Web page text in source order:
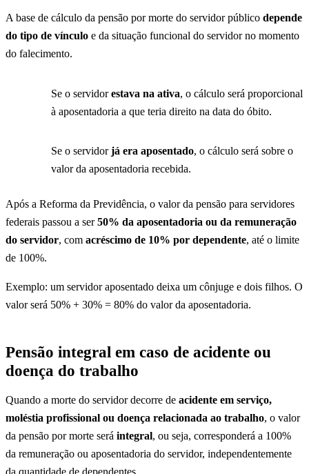
A base de cálculo da pensão por morte do servidor público depende
do tipo de vínculo e da situação funcional do servidor no momento
do falecimento.
Se o servidorestava na ativa, o cálculo será proporcional
à aposentadoria a que teria direito na data do óbito.
Se o servidorjá era aposentado, o cálculo será sobre o
valor da aposentadoria recebida.
Após a Reforma da Previdência, o valor da pensão para servidores
federais passou a ser50% da aposentadoria ou da remuneração
do servidor, com acréscimo de 10% por dependente, até o limite
de 100%.
Exemplo: um servidor aposentado deixa um cônjuge e dois filhos. O
valor será 50% + 30% = 80% do valor da aposentadoria.
Pensão integral em caso de acidente ou
doença do trabalho
Quando a morte do servidor decorre de acidente em serviço,
moléstia profissional ou doença relacionada ao trabalho, o valor
da pensão por morte será integral, ou seja, corresponderá a 100%
da remuneração ou aposentadoria do servidor, independentemente
da quantidade de dependentes.